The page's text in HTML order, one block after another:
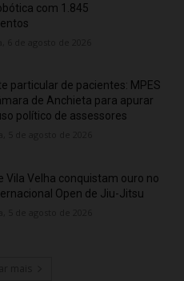
com 1.845
particular de pacientes: MPES
de Anchieta para apurar
político de assessores
Vila Velha conquistam ouro no
Open de Jiu-Jitsu